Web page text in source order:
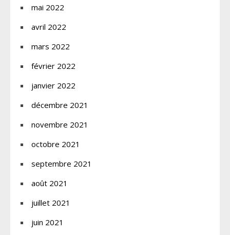
mai 2022
avril 2022
mars 2022
février 2022
janvier 2022
décembre 2021
novembre 2021
octobre 2021
septembre 2021
août 2021
juillet 2021
juin 2021